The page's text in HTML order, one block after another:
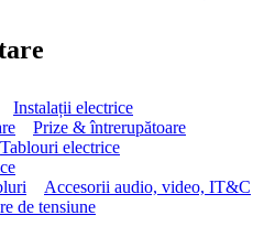
Instalații electrice
Prize & întrerupătoare
Tablouri electrice
Accesorii audio, video, IT&C
de tensiune